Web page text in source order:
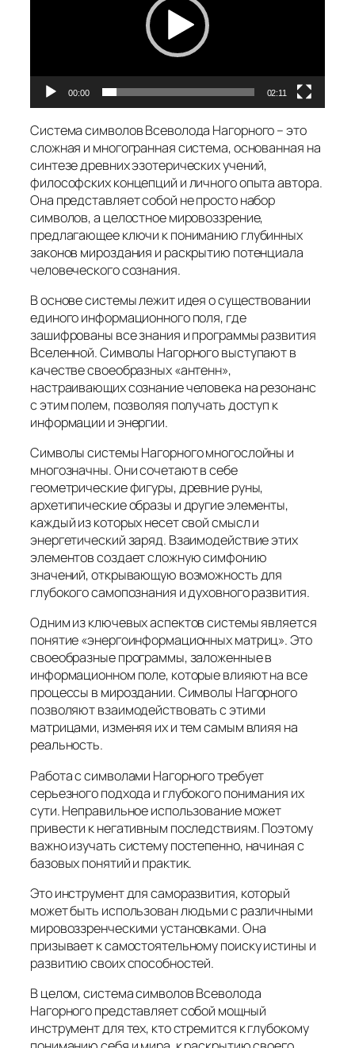
00:00 02:11
Система символов Всеволода Нагорного – это
сложная и многогранная система, основанная на
синтезе древних эзотерических учений,
философских концепций и личного опыта автора.
Она представляет собой не просто набор
символов, а целостное мировоззрение,
предлагающее ключи к пониманию глубинных
законов мироздания и раскрытию потенциала
человеческого сознания.
В основе системы лежит идея о существовании
единого информационного поля, где
зашифрованы все знания и программы развития
Вселенной. Символы Нагорного выступают в
качестве своеобразных «антенн»,
настраивающих сознание человека на резонанс
с этим полем, позволяя получать доступ к
информации и энергии.
Символы системы Нагорного многослойны и
многозначны. Они сочетают в себе
геометрические фигуры, древние руны,
архетипические образы и другие элементы,
каждый из которых несет свой смысл и
энергетический заряд. Взаимодействие этих
элементов создает сложную симфонию
значений, открывающую возможность для
глубокого самопознания и духовного развития.
Одним из ключевых аспектов системы является
понятие «энергоинформационных матриц». Это
своеобразные программы, заложенные в
информационном поле, которые влияют на все
процессы в мироздании. Символы Нагорного
позволяют взаимодействовать с этими
матрицами, изменяя их и тем самым влияя на
реальность.
Работа с символами Нагорного требует
серьезного подхода и глубокого понимания их
сути. Неправильное использование может
привести к негативным последствиям. Поэтому
важно изучать систему постепенно, начиная с
базовых понятий и практик.
Это инструмент для саморазвития, который
может быть использован людьми с различными
мировоззренческими установками. Она
призывает к самостоятельному поиску истины и
развитию своих способностей.
В целом, система символов Всеволода
Нагорного представляет собой мощный
инструмент для тех, кто стремится к глубокому